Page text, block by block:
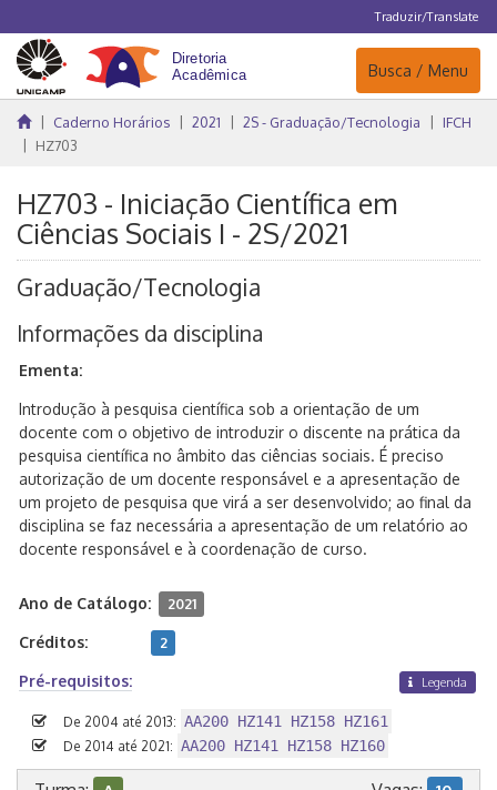
Traduzir/Translate
Navegação
Busca / Menu
Caderno Horários 2021 2S - Graduação/Tecnologia
IFCH
HZ703
HZ703 - Iniciação Científica em
Ciências Sociais I - 2S/2021
Graduação/Tecnologia
Informações da disciplina
Ementa:
Introdução à pesquisa científica sob a orientação de um
docente com o objetivo de introduzir o discente na prática da
pesquisa científica no âmbito das ciências sociais. É preciso
autorização de um docente responsável e a apresentação de
um projeto de pesquisa que virá a ser desenvolvido; ao final da
disciplina se faz necessária a apresentação de um relatório ao
docente responsável e à coordenação de curso.
Ano de Catálogo: 2021
Créditos: 2
Pré-requisitos: Legenda
De 2004 até 2013: AA200 HZ141 HZ158 HZ161
De 2014 até 2021: AA200 HZ141 HZ158 HZ160